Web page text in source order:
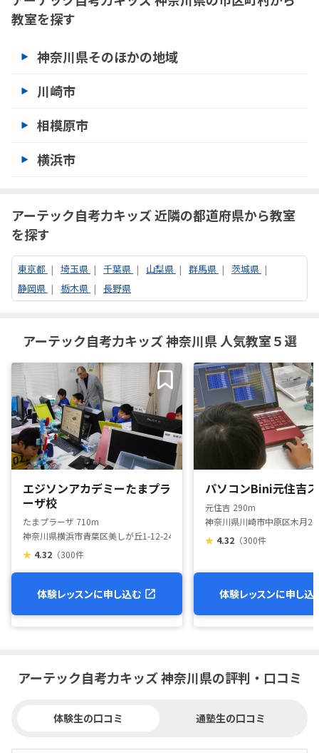
教室を探す
神奈川県そのほかの地域
川崎市
相模原市
横浜市
アーテック自考力キッズ 近隣の都道府県から教室
を探す
東京都 埼玉県 千葉県 山梨県 群馬県
茨城県
静岡県
栃木県 長野県
アーテック自考力キッズ 神奈川県 人気教室５選
エジソンアカデミーたまプラ
ーザ校
たまプラーザ 710m
神奈川県横浜市青葉区美しが丘1-12-24 203
★ 4.32 （300件
体験レッスンに申し込む
パソコンBini元住吉
元住吉 290m
神奈川県川崎市中原区木月2-
★ 4.32 （300件
体験レッスンに申し込
アーテック自考力キッズ 神奈川県の評判・口コミ
体験生の口コミ 通塾生の口コミ